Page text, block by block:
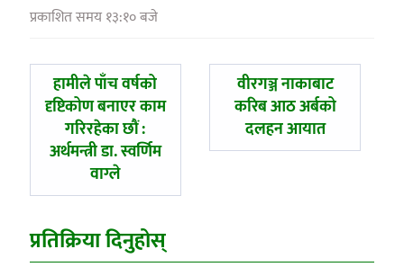
प्रकाशित समय १३:१० बजे
पछिल्लाे
-
हामीले पाँच वर्षको
दृष्टिकोण बनाएर काम
गरिरहेका छौं :
अर्थमन्त्री डा. स्वर्णिम
वाग्ले
अघिल्लाे
-
वीरगञ्ज नाकाबाट
करिब आठ अर्बको
दलहन आयात
प्रतिक्रिया दिनुहोस्